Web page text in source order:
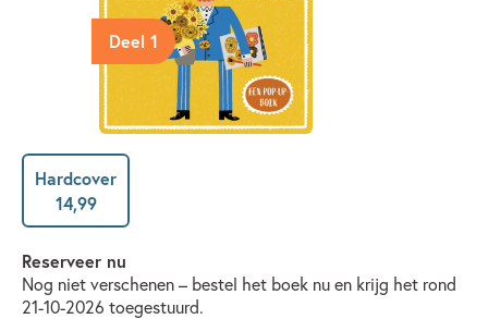
Deel 1
Hardcover
14,99
Reserveer nu
Nog niet verschenen – bestel het boek nu en krijg het rond
21-10-2026 toegestuurd.